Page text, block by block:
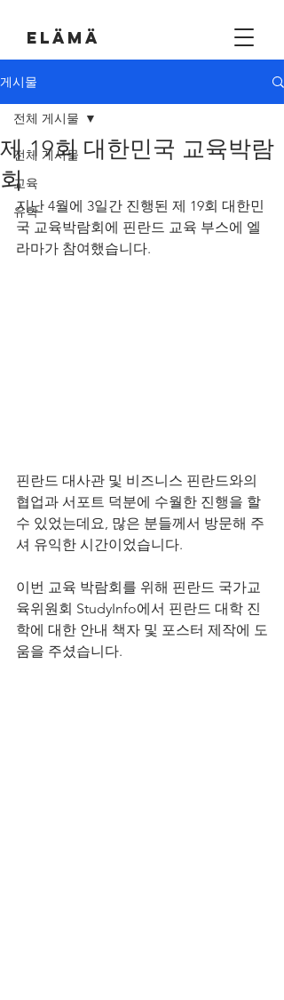
ELÄM Ä
게시물
전체 게시물
교육
유학
전체 게시물
제 19회 대한민국 교육박람
회
지난 4월에 3일간 진행된 제 19회 대한민
국 교육박람회에 핀란드 교육 부스에 엘
라마가 참여했습니다.
핀란드 대사관 및 비즈니스 핀란드와의
협업과 서포트 덕분에 수월한 진행을 할
수 있었는데요, 많은 분들께서 방문해 주
셔 유익한 시간이었습니다.
이번 교육 박람회를 위해 핀란드 국가교
육위원회 StudyInfo에서 핀란드 대학 진
학에 대한 안내 책자 및 포스터 제작에 도
움을 주셨습니다.